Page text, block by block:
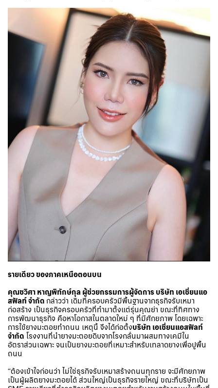
รายเดียว ของภาคเหนือตอนบน
คุณชวิศา หาญพิทักษ์กุล ผู้ช่วยกรรมการผู้จัดการ บริษัท เอเชี่ยนแอ
สฟัลท์ จำกัด กล่าวว่า เดิมทีครอบครัวมีพื้นฐานจากธุรกิจรับเหมา
ก่อสร้าง เป็นธุรกิจครอบครัวที่ทำมาตั้งแต่รุ่นคุณย่า ขณะที่ทิศทาง
การพัฒนาธุรกิจ คือหาโอกาสในตลาดใหม่ ๆ ที่มีศักยภาพ โดยเฉพาะ
การใช้ยางมะตอยทำถนน เหตุนี้ จึงได้ก่อตั้งบริษัท เอเชี่ยนแอสฟัลท์
จำกัด โรงงานที่นำยางมะตอยดิบจากโรงกลั่นมาผสมทางเคมีใน
อัตราส่วนเฉพาะ จนเป็นยางมะตอยที่เหมาะสำหรับเทลาดยางเพื่อปูพื้น
ถนน
“ต้องเข้าใจก่อนว่า ไม่ใช่ธุรกิจรับเหมาสร้างถนนทุกราย จะมีศักยภาพ
เป็นผู้ผลิตยางมะตอยได้ ส่วนใหญ่เป็นธุรกิจรายใหญ่ ขณะที่บริษัทเป็น